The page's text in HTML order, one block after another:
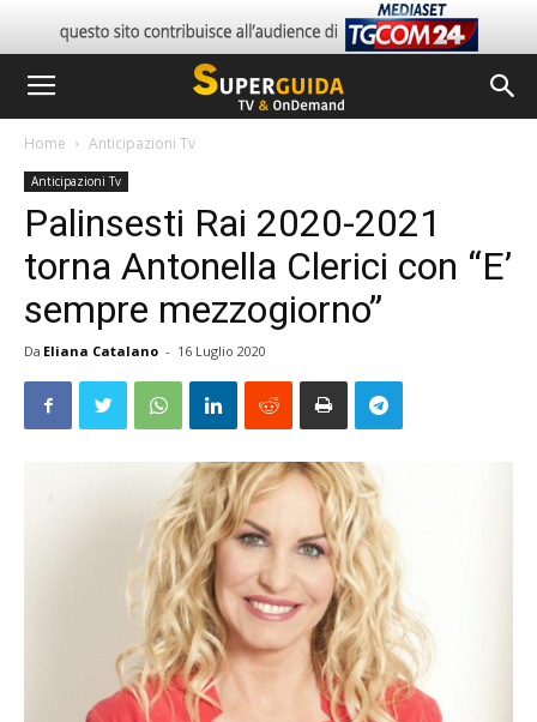
Home Anticipazioni Tv
Anticipazioni Tv
Palinsesti Rai 2020-2021
torna Antonella Clerici con “E’
sempre mezzogiorno”
Da Eliana Catalano - 16 Luglio 2020